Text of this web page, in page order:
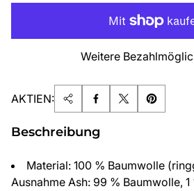
Weitere
AKTIEN:
Beschreibung
Material: 100 % Baumwolle
Ausnahme Ash: 99 % Baumwolle,